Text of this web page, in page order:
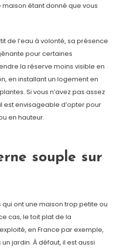
étant donné que vous
de l’eau à volonté, sa présence
pour certaines
la réserve moins visible en
en installant un logement en
Si vous n’avez pas assez
est envisageable d’opter pour
en hauteur.
souple sur
ont une maison trop petite ou
cas, le toit plat de la
en France par exemple,
jardin. À défaut, il est aussi